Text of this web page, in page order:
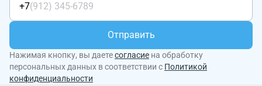
+7
Отправить
Нажимая кнопку, вы даетесогласие на обработку
персональных данных в соответствии с Политикой
конфиденциальности